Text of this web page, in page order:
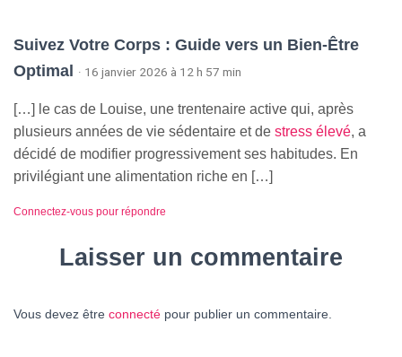
Suivez Votre Corps : Guide vers un Bien-Être
Optimal
· 16 janvier 2026 à 12 h 57 min
[…] le cas de Louise, une trentenaire active qui, après
plusieurs années de vie sédentaire et de stress élevé, a
décidé de modifier progressivement ses habitudes. En
privilégiant une alimentation riche en […]
Connectez-vous pour répondre
Laisser un commentaire
Vous devez être connecté pour publier un commentaire.